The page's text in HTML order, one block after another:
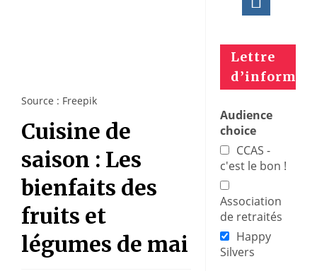
Source : Freepik
Cuisine de
saison : Les
bienfaits des
fruits et
légumes de mai
Lettre
Audience
choice
CCAS -
c'est le bon !
Association
de retraités
Happy
Silvers